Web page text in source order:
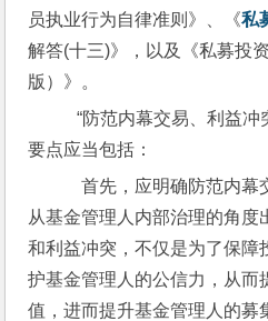
员执业行为自律准则》、《私
解答(十三)》，以及《私募投
版）》。
“防范内幕交易、利益冲
要点应当包括：
首先，应明确防范内幕
从基金管理人内部治理的角度
和利益冲突，不仅是为了保障
护基金管理人的公信力，从而
值，进而提升基金管理人的募